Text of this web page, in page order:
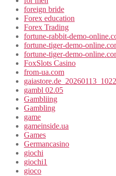
foreign bride
Forex education
Forex Trading
fortune-rabbit-demo-
fortune-tiger-demo-
fortune-tiger-demo-
FoxSlots Casino
from-ua.com
gambl 02.05
Gambliing
Gambling
game
gameinside.ua
Games
Germancasino
giochi
giochi1
gioco